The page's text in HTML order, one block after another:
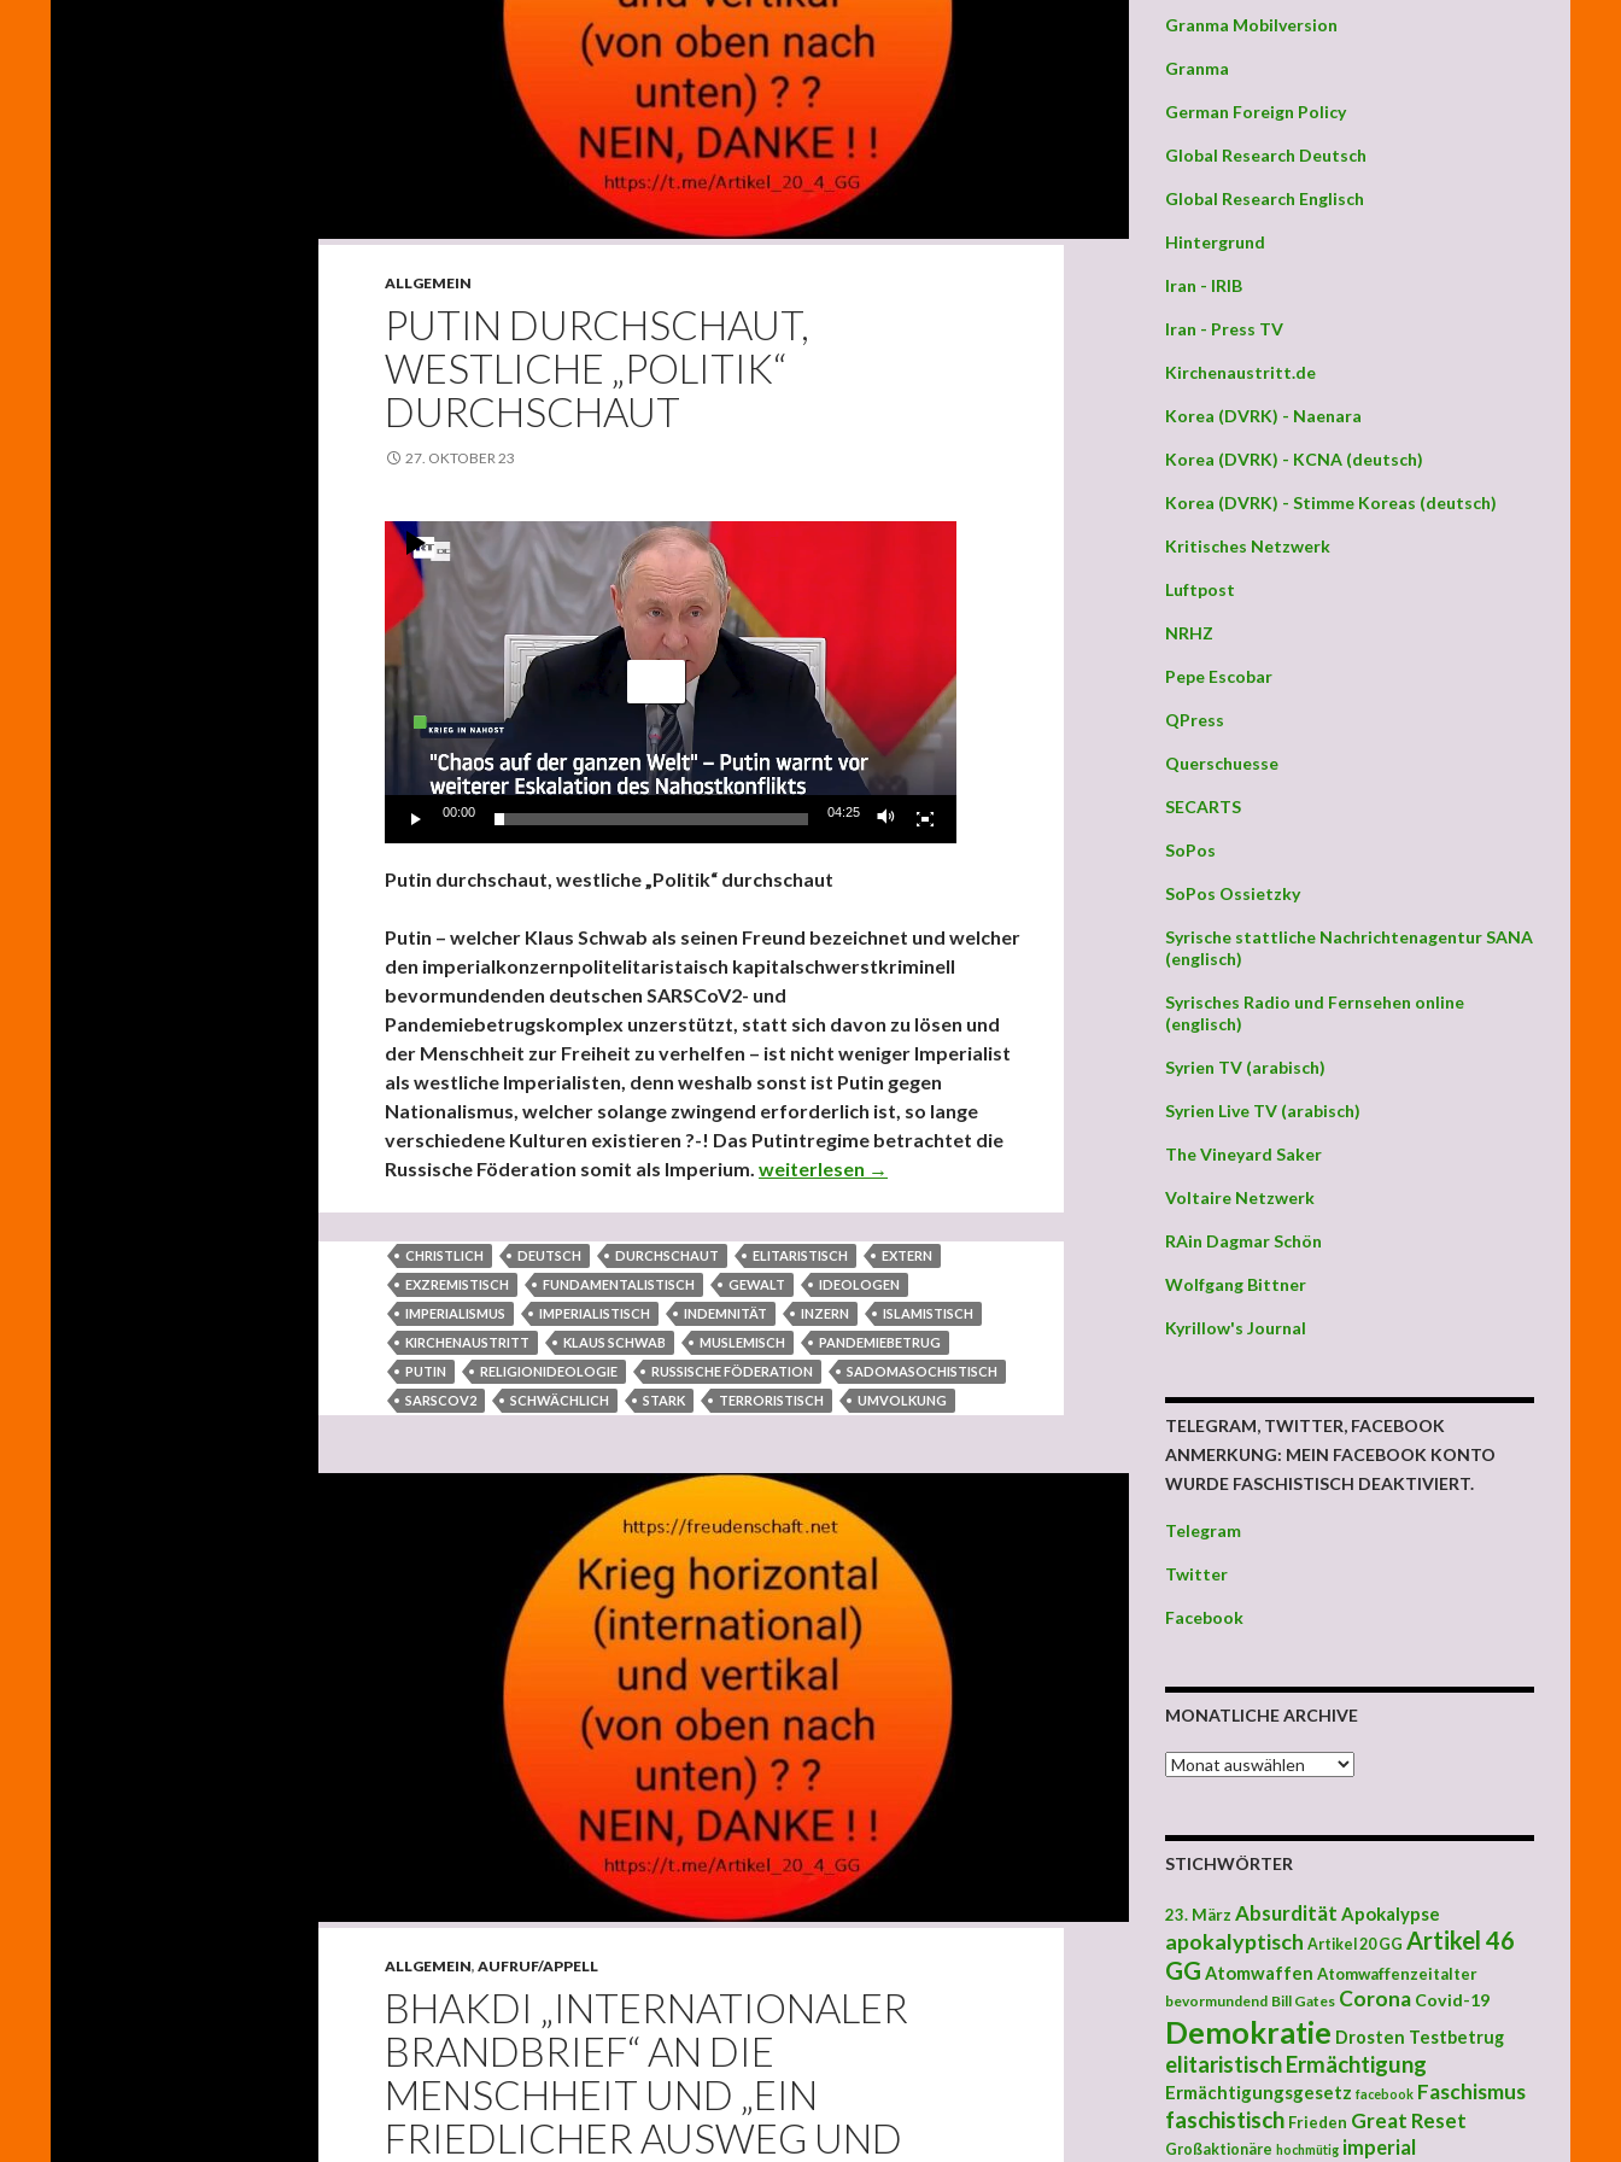
ALLGEMEIN
PUTIN DURCHSCHAUT,
WESTLICHE „POLITIK“
DURCHSCHAUT
27. OKTOBER 23
Video-
Player
00:00 04:25
Putin durchschaut, westliche „Politik“ durchschaut
Putin – welcher Klaus Schwab als seinen Freund bezeichnet und welcher
den imperialkonzernpolitelitaristaisch kapitalschwerstkriminell
bevormundenden deutschen SARSCoV2- und
Pandemiebetrugskomplex unzerstützt, statt sich davon zu lösen und
der Menschheit zur Freiheit zu verhelfen – ist nicht weniger Imperialist
als westliche Imperialisten, denn weshalb sonst ist Putin gegen
Nationalismus, welcher solange zwingend erforderlich ist, so lange
verschiedene Kulturen existieren ?-! Das Putintregime betrachtet die
Russische Föderation somit als Imperium. Putin durchschaut, westliche „Politik“ durchschaut
weiterlesen →
CHRISTLICH DEUTSCH DURCHSCHAUT ELITARISTISCH
EXTERN
EXZREMISTISCH
FUNDAMENTALISTISCH GEWALT
IDEOLOGEN
IMPERIALISMUS
IMPERIALISTISCH INDEMNITÄT INZERN
ISLAMISTISCH
KIRCHENAUSTRITT
KLAUS SCHWAB MUSLEMISCH
PANDEMIEBETRUG
PUTIN
RELIGIONIDEOLOGIE RUSSISCHE FÖDERATION
SADOMASOCHISTISCH
SARSCOV2
SCHWÄCHLICH STARK TERRORISTISCH UMVOLKUNG
ALLGEMEIN, AUFRUF/APPELL
BHAKDI „INTERNATIONALER
BRANDBRIEF“ AN DIE
MENSCHHEIT UND „EIN
FRIEDLICHER AUSWEG UND
Granma Mobilversion
Granma
German Foreign Policy
Global Research Deutsch
Global Research Englisch
Hintergrund
Iran - IRIB
Iran - Press TV
Kirchenaustritt.de
Korea (DVRK) - Naenara
Korea (DVRK) - KCNA (deutsch)
Korea (DVRK) - Stimme Koreas (deutsch)
Kritisches Netzwerk
Luftpost
NRHZ
Pepe Escobar
QPress
Querschuesse
SECARTS
SoPos
SoPos Ossietzky
Syrische stattliche Nachrichtenagentur SANA
(englisch)
Syrisches Radio und Fernsehen online
(englisch)
Syrien TV (arabisch)
Syrien Live TV (arabisch)
The Vineyard Saker
Voltaire Netzwerk
RAin Dagmar Schön
Wolfgang Bittner
Kyrillow's Journal
TELEGRAM, TWITTER, FACEBOOK
ANMERKUNG: MEIN FACEBOOK KONTO
WURDE FASCHISTISCH DEAKTIVIERT.
Telegram
Twitter
Facebook
MONATLICHE ARCHIVE
MONATLICHE ARCHIVE
STICHWÖRTER
23. März Absurdität Apokalypse
apokalyptisch Artikel 20 GG Artikel 46
GG Atomwaffen Atomwaffenzeitalter
bevormundend Bill Gates Corona Covid-19
Demokratie Drosten Testbetrug
elitaristischErmächtigung
Ermächtigungsgesetz facebook Faschismus
faschistisch Frieden Great Reset
Großaktionäre hochmütig imperial